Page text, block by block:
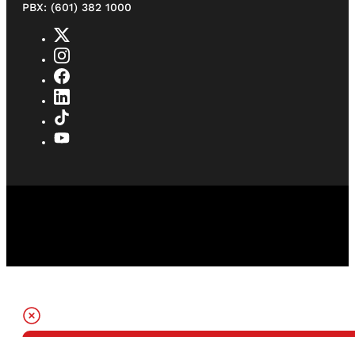
PBX: (601) 382 1000